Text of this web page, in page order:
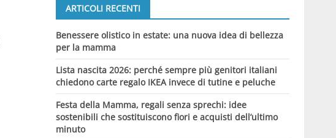
ARTICOLI RECENTI
Benessere olistico in estate: una nuova idea di bellezza
per la mamma
Lista nascita 2026: perché sempre più genitori italiani
chiedono carte regalo IKEA invece di tutine e peluche
Festa della Mamma, regali senza sprechi: idee
sostenibili che sostituiscono fiori e acquisti dell’ultimo
minuto